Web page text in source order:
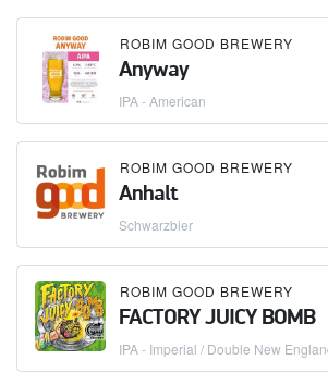
ROBIM GOOD BREWERY
Anyway
IPA - American
ROBIM GOOD BREWERY
Anhalt
Schwarzbier
ROBIM GOOD BREWERY
FACTORY JUICY BOMB
IPA - Imperial / Double New